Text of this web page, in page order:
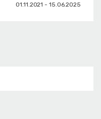
01.11.2021 - 15.06.2025